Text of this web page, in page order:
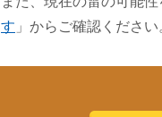
す 」からご確認ください